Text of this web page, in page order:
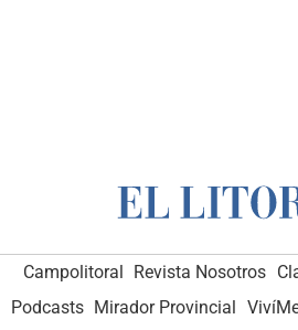
Campolitoral Revista Nosotros
Podcasts Mirador Provincial